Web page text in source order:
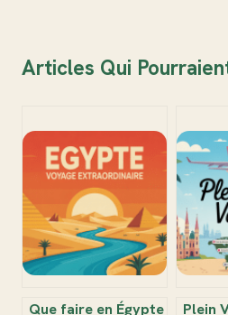
Articles Qui
Que faire en Égypte
Plein